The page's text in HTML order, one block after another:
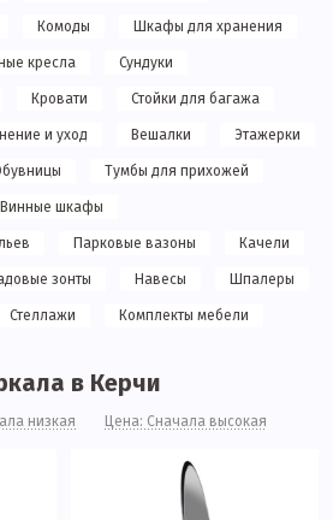
Комоды Шкафы для хранения
кресла Сундуки
Кровати Стойки для багажа
и уход Вешалки Этажерки
Тумбы для прихожей
Винные шкафы
Парковые вазоны Качели
зонты Навесы Шпалеры
Стеллажи Комплекты мебели
в Керчи
низкая Цена: Сначала высокая